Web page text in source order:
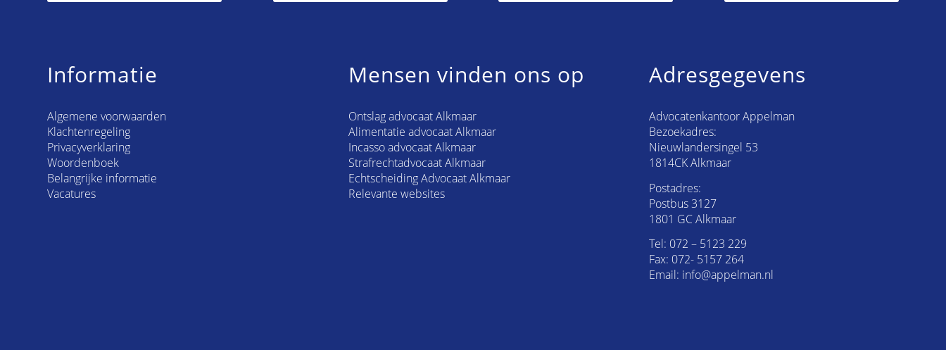
Informatie
Algemene voorwaarden
Klachtenregeling
Privacyverklaring
Woordenboek
Belangrijke informatie
Vacatures
Mensen vinden ons op
Ontslag advocaat Alkmaar
Alimentatie advocaat Alkmaar
Incasso advocaat Alkmaar
Strafrechtadvocaat Alkmaar
Echtscheiding Advocaat Alkmaar
Relevante websites
Adresgegevens
Advocatenkantoor Appelman
Bezoekadres:
Nieuwlandersingel 53
1814CK Alkmaar
Postadres:
Postbus 3127
1801 GC Alkmaar
Tel: 072 – 5123 229
Fax: 072- 5157 264
Email: info@appelman.nl